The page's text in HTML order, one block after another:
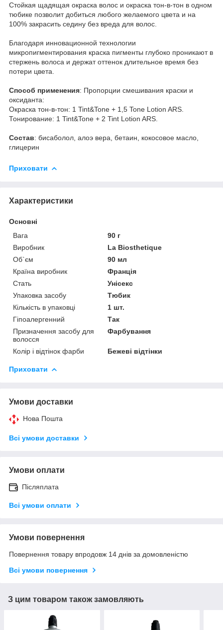
Стойкая щадящая окраска волос и окраска тон-в-тон в одном
тюбике позволит добиться любого желаемого цвета и на
100% закрасить седину без вреда для волос.
Благодаря инновационной технологии
микропигментирования краска пигменты глубоко проникают в
стержень волоса и держат оттенок длительное время без
потери цвета.
Способ применения: Пропорции смешивания краски и
оксиданта:
Окра­ска тон-в-тон: 1 Tint&Tone + 1,5 Tone Lotion ARS.
Тони­рование: 1 Tint&Tone + 2 Tint Lotion ARS.
Состав: бисаболол, алоэ вера, бетаин, кокосовое масло,
глицерин
Приховати
Характеристики
Основні
Вага
90 г
Виробник
La Biosthetique
Об`єм
90 мл
Країна виробник
Франція
Стать
Унісекс
Упаковка засобу
Тюбик
Кількість в упаковці
1 шт.
Гіпоалергенний
Так
Призначення засобу для
волосся
Фарбування
Колір і відтінок фарби Бежеві відтінки
Приховати
Умови доставки
Нова Пошта
Всі умови доставки
Умови оплати
Післяплата
Всі умови оплати
Умови повернення
Повернення товару впродовж 14 днів за домовленістю
Всі умови повернення
З цим товаром також замовляють